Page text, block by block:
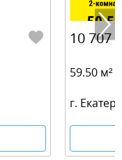
10 707
59.50 м²
г.